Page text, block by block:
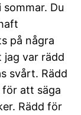
Du
på några
jag var rädd
svårt. Rädd
att säga
Rädd för